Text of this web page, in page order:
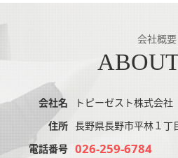
会社概要
会社名
トピーゼスト株式会社
住所 長野県長野市平林１丁
電話番号 026-259-6784